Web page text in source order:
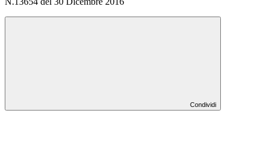
Condividi